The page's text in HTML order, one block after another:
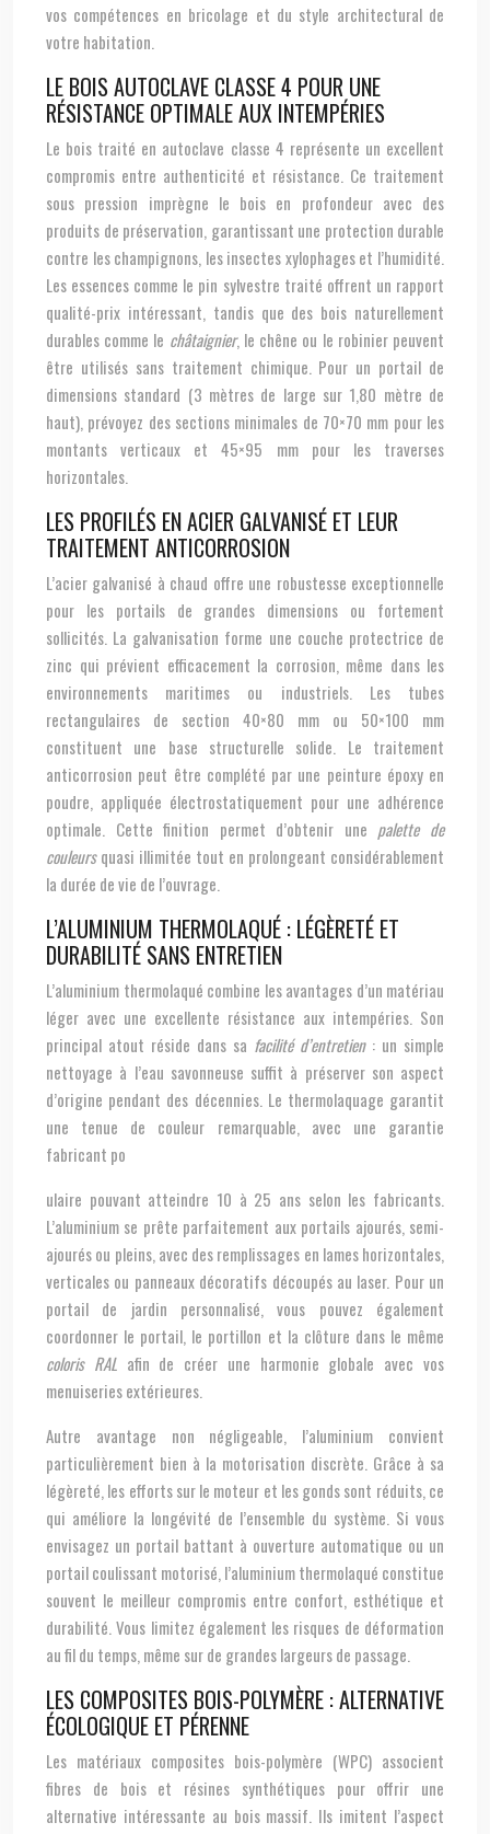
vos compétences en bricolage et du style architectural de
votre habitation.
LE BOIS AUTOCLAVE CLASSE 4 POUR UNE
RÉSISTANCE OPTIMALE AUX INTEMPÉRIES
Le bois traité en autoclave classe 4 représente un excellent
compromis entre authenticité et résistance. Ce traitement
sous pression imprègne le bois en profondeur avec des
produits de préservation, garantissant une protection durable
contre les champignons, les insectes xylophages et l’humidité.
Les essences comme le pin sylvestre traité offrent un rapport
qualité-prix intéressant, tandis que des bois naturellement
durables comme le châtaignier, le chêne ou le robinier peuvent
être utilisés sans traitement chimique. Pour un portail de
dimensions standard (3 mètres de large sur 1,80 mètre de
haut), prévoyez des sections minimales de 70×70 mm pour les
montants verticaux et 45×95 mm pour les traverses
horizontales.
LES PROFILÉS EN ACIER GALVANISÉ ET LEUR
TRAITEMENT ANTICORROSION
L’acier galvanisé à chaud offre une robustesse exceptionnelle
pour les portails de grandes dimensions ou fortement
sollicités. La galvanisation forme une couche protectrice de
zinc qui prévient efficacement la corrosion, même dans les
environnements maritimes ou industriels. Les tubes
rectangulaires de section 40×80 mm ou 50×100 mm
constituent une base structurelle solide. Le traitement
anticorrosion peut être complété par une peinture époxy en
poudre, appliquée électrostatiquement pour une adhérence
optimale. Cette finition permet d’obtenir une palette de
couleursquasi illimitée tout en prolongeant considérablement
la durée de vie de l’ouvrage.
L’ALUMINIUM THERMOLAQUÉ : LÉGÈRETÉ ET
DURABILITÉ SANS ENTRETIEN
L’aluminium thermolaqué combine les avantages d’un matériau
léger avec une excellente résistance aux intempéries. Son
principal atout réside dans sa facilité d’entretien: un simple
nettoyage à l’eau savonneuse suffit à préserver son aspect
d’origine pendant des décennies. Le thermolaquage garantit
une tenue de couleur remarquable, avec une garantie
fabricant po
ulaire pouvant atteindre 10 à 25 ans selon les fabricants.
L’aluminium se prête parfaitement aux portails ajourés, semi-
ajourés ou pleins, avec des remplissages en lames horizontales,
verticales ou panneaux décoratifs découpés au laser. Pour un
portail de jardin personnalisé, vous pouvez également
coordonner le portail, le portillon et la clôture dans le même
coloris RALafin de créer une harmonie globale avec vos
menuiseries extérieures.
Autre avantage non négligeable, l’aluminium convient
particulièrement bien à la motorisation discrète. Grâce à sa
légèreté, les efforts sur le moteur et les gonds sont réduits, ce
qui améliore la longévité de l’ensemble du système. Si vous
envisagez un portail battant à ouverture automatique ou un
portail coulissant motorisé, l’aluminium thermolaqué constitue
souvent le meilleur compromis entre confort, esthétique et
durabilité. Vous limitez également les risques de déformation
au fil du temps, même sur de grandes largeurs de passage.
LES COMPOSITES BOIS-POLYMÈRE : ALTERNATIVE
ÉCOLOGIQUE ET PÉRENNE
Les matériaux composites bois-polymère (WPC) associent
fibres de bois et résines synthétiques pour offrir une
alternative intéressante au bois massif. Ils imitent l’aspect